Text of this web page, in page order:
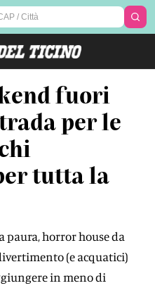
fuori
per le
tutta la
paura, horror house da
(e acquatici)
in meno di